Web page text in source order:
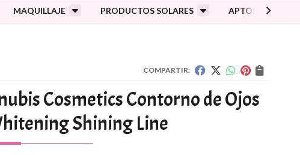
MAQUILLAJE PRODUCTOS SOLARES APTOS
COMPARTIR:
Cosmetics Contorno de Ojos
Shining Line